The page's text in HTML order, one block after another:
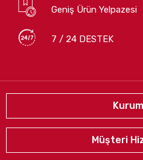
Geniş Ürün Yelpazesi
7 / 24 DESTEK
Müşteri